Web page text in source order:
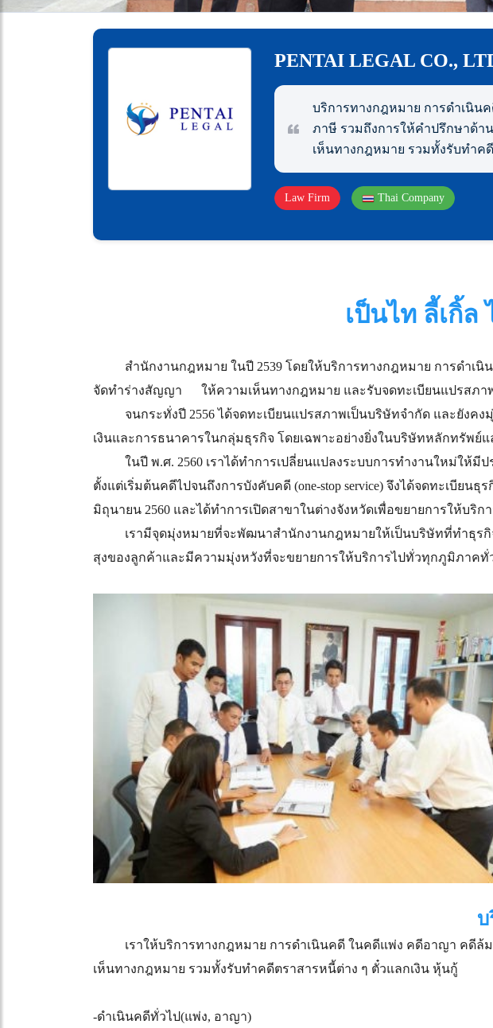
PENTAI LEGAL CO.,
บริการทางกฎหมาย การดำเนิ
ภาษี รวมถึงการให้คำปรึกษาด้
เห็นทางกฎหมาย รวมทั้งรับทำค
Law Firm Thai Company
เป็นไท ลี้เกิ้ล
สำนักงานกฎหมาย ในปี 2539 โดยให้บริการทางกฎหมาย การดำเนิ
จัดทำร่างสัญญา ให้ความเห็นทางกฎหมาย และรับจดทะเบียนแปรสภา
จนกระทั่งปี 2556 ได้จดทะเบียนแปรสภาพเป็นบริษัทจำกัด และยังคง
เงินและการธนาคารในกลุ่มธุรกิจ โดยเฉพาะอย่างยิ่งในบริษัทหลักทรัพ
ในปี พ.ศ. 2560 เราได้ทำการเปลี่ยนแปลงระบบการทำงานใหม่ให้มี
ตั้งแต่เริ่มต้นคดีไปจนถึงการบังคับคดี (one-stop service) จึงได้จดทะเบี
มิถุนายน 2560 และได้ทำการเปิดสาขาในต่างจังหวัดเพื่อขยายการให้บริ
เรามีจุดมุ่งหมายที่จะพัฒนาสำนักงานกฎหมายให้เป็นบริษัทที่ทำธุรกิ
สุงของลูกค้าและมีความมุ่งหวังที่จะขยายการให้บริการไปทั่วทุกภูมิภาคทั่
บ
เราให้บริการทางกฎหมาย การดำเนินคดี ในคดีแพ่ง คดีอาญา คดี
เห็นทางกฎหมาย รวมทั้งรับทำคดีตราสารหนี้ต่าง ๆ ตั๋วแลกเงิน หุ้นกู้
-ดำเนินคดีทั่วไป(แพ่ง, อาญา)